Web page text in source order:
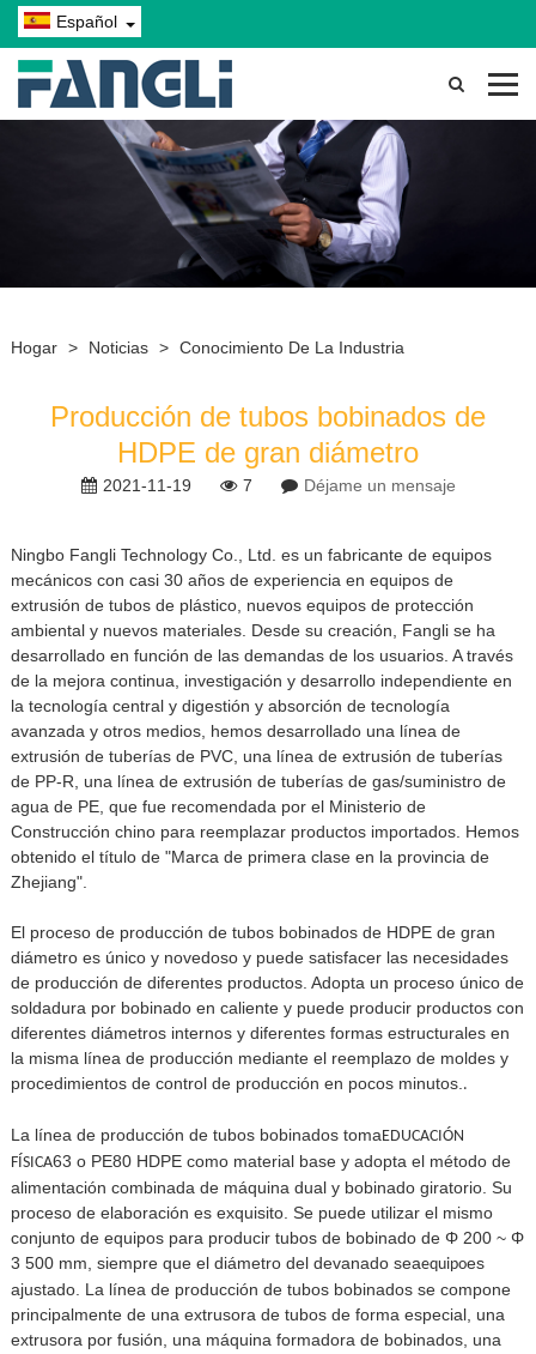
Español
Hogar > Noticias > Conocimiento De La Industria
Producción de tubos bobinados de
HDPE de gran diámetro
2021-11-19 7 Déjame un mensaje
Ningbo Fangli Technology Co., Ltd. es un fabricante de equipos
mecánicos con casi 30 años de experiencia en equipos de
extrusión de tubos de plástico, nuevos equipos de protección
ambiental y nuevos materiales. Desde su creación, Fangli se ha
desarrollado en función de las demandas de los usuarios. A través
de la mejora continua, investigación y desarrollo independiente en
la tecnología central y digestión y absorción de tecnología
avanzada y otros medios, hemos desarrollado una línea de
extrusión de tuberías de PVC, una línea de extrusión de tuberías
de PP-R, una línea de extrusión de tuberías de gas/suministro de
agua de PE, que fue recomendada por el Ministerio de
Construcción chino para reemplazar productos importados. Hemos
obtenido el título de "Marca de primera clase en la provincia de
Zhejiang".
El proceso de producción de tubos bobinados de HDPE de gran
diámetro es único y novedoso y puede satisfacer las necesidades
de producción de diferentes productos. Adopta un proceso único de
soldadura por bobinado en caliente y puede producir productos con
diferentes diámetros internos y diferentes formas estructurales en
la misma línea de producción mediante el reemplazo de moldes y
procedimientos de control de producción en pocos minutos. .
La línea de producción de tubos bobinados tomaEDUCACIÓN
FÍSICA63 o PE80 HDPE como material base y adopta el método de
alimentación combinada de máquina dual y bobinado giratorio. Su
proceso de elaboración es exquisito. Se puede utilizar el mismo
conjunto de equipos para producir tubos de bobinado de Φ 200 ~ Φ
3 500 mm, siempre que el diámetro del devanado seaequipoes
ajustado. La línea de producción de tubos bobinados se compone
principalmente de una extrusora de tubos de forma especial, una
extrusora por fusión, una máquina formadora de bobinados, una